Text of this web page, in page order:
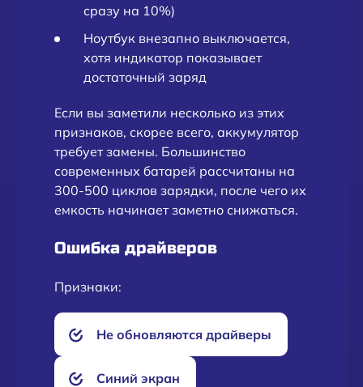
сразу на 10%)
Ноутбук внезапно выключается,
хотя индикатор показывает
достаточный заряд
Если вы заметили несколько из этих
признаков, скорее всего, аккумулятор
требует замены. Большинство
современных батарей рассчитаны на
300-500 циклов зарядки, после чего их
емкость начинает заметно снижаться.
Ошибка драйверов
Признаки:
Не обновляются драйверы
Синий экран